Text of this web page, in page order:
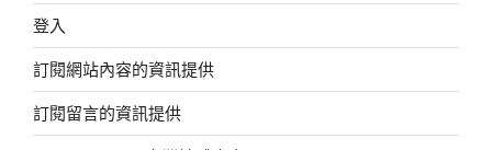
登入
訂閱網站內容的資訊提供
訂閱留言的資訊提供